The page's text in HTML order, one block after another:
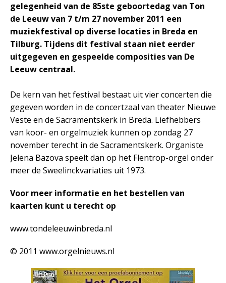
gelegenheid van de 85ste geboortedag van Ton
de Leeuw van 7 t/m 27 november 2011 een
muziekfestival op diverse locaties in Breda en
Tilburg. Tijdens dit festival staan niet eerder
uitgegeven en gespeelde composities van De
Leeuw centraal.
De kern van het festival bestaat uit vier concerten die
gegeven worden in de concertzaal van theater Nieuwe
Veste en de Sacramentskerk in Breda. Liefhebbers
van koor- en orgelmuziek kunnen op zondag 27
november terecht in de Sacramentskerk. Organiste
Jelena Bazova speelt dan op het Flentrop-orgel onder
meer de Sweelinckvariaties uit 1973.
Voor meer informatie en het bestellen van
kaarten kunt u terecht op
www.tondeleeuwinbreda.nl
© 2011 www.orgelnieuws.nl